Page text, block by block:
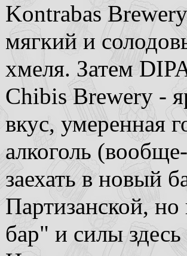
Kontrabas
мягкий и
хмеля. Затем
Chibis Brewery -
вкус, умеренная
алкоголь
заехать в новый
Партизанской,
бар" и силы